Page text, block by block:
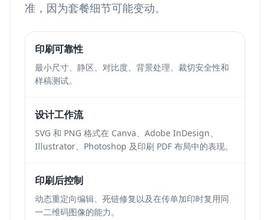
准，因为套餐细节可能变动。
印刷可靠性
最小尺寸、静区、对比度、背景处理、裁切安全性和
样稿测试。
设计工作流
SVG 和 PNG 格式在 Canva、Adobe InDesign、
Illustrator、Photoshop 及印刷 PDF 布局中的表现。
印刷后控制
动态重定向编辑、死链修复以及在传单加印时复用同
一二维码图像的能力。